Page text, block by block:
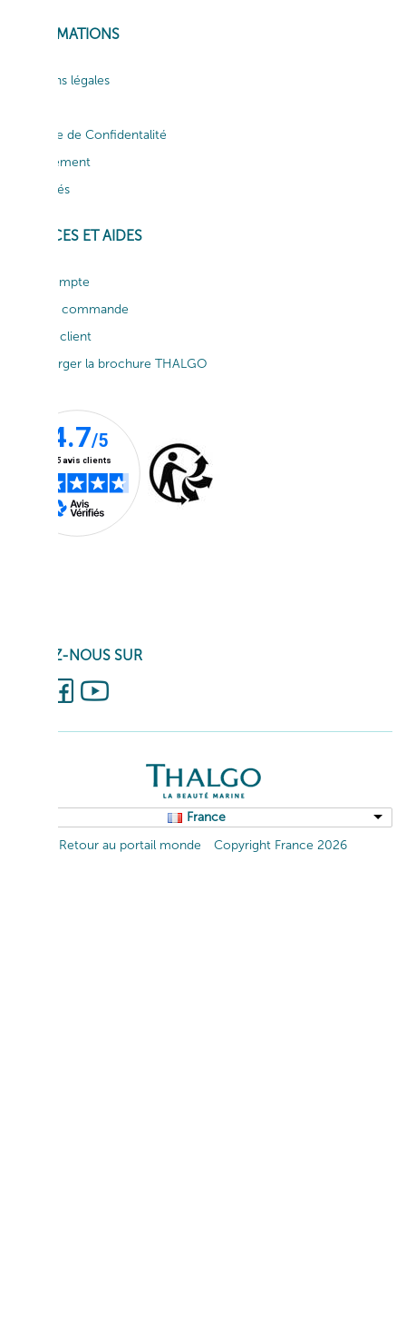
INFORMATIONS
Mentions légales
Politique de Confidentalité
Recrutement
Actualités
SERVICES ET AIDES
Mon compte
Suivi de commande
Service client
Télécharger la brochure THALGO
SUIVEZ-NOUS SUR
France
Retour au portail monde
Copyright France 2026